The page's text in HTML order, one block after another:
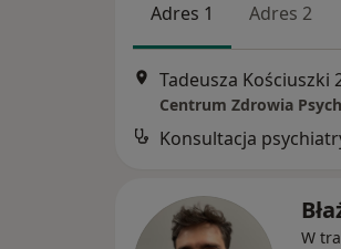
Adres 1 Adres 2
Tadeusza Kościuszki
Centrum Zdrowia
Konsultacja
W